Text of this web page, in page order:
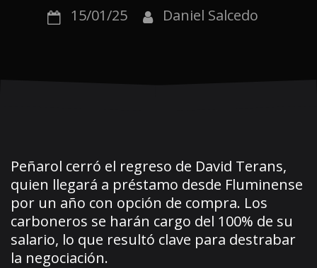
15/01/25 Daniel Salcedo
Peñarol cerró el regreso de David Terans,
quien llegará a préstamo desde Fluminense
por un año con opción de compra. Los
carboneros se harán cargo del 100% de su
salario, lo que resultó clave para destrabar
la negociación.